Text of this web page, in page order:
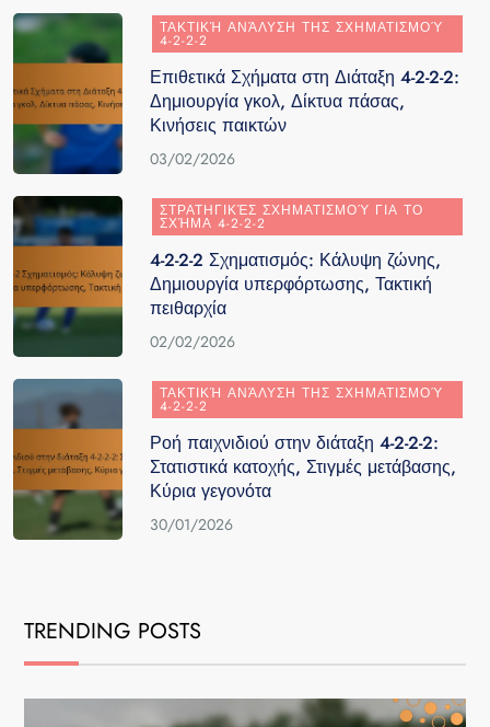
ΤΑΚΤΙΚΉ ΑΝΆΛΥΣΗ ΤΗΣ ΣΧΗΜΑΤΙΣΜΟΎ
4-2-2-2
Επιθετικά Σχήματα στη Διάταξη 4-2-2-2:
Δημιουργία γκολ, Δίκτυα πάσας,
Κινήσεις παικτών
03/02/2026
ΣΤΡΑΤΗΓΙΚΈΣ ΣΧΗΜΑΤΙΣΜΟΎ ΓΙΑ ΤΟ
ΣΧΉΜΑ 4-2-2-2
4-2-2-2 Σχηματισμός: Κάλυψη ζώνης,
Δημιουργία υπερφόρτωσης, Τακτική
πειθαρχία
02/02/2026
ΤΑΚΤΙΚΉ ΑΝΆΛΥΣΗ ΤΗΣ ΣΧΗΜΑΤΙΣΜΟΎ
4-2-2-2
Ροή παιχνιδιού στην διάταξη 4-2-2-2:
Στατιστικά κατοχής, Στιγμές μετάβασης,
Κύρια γεγονότα
30/01/2026
TRENDING POSTS